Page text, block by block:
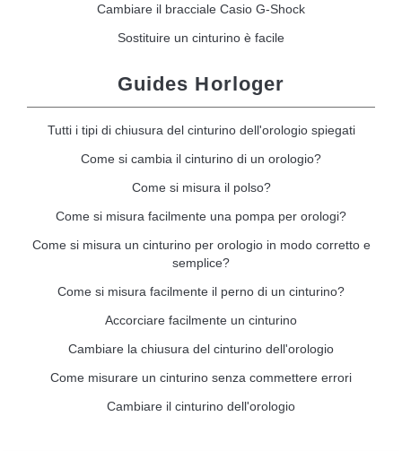
Cambiare il bracciale Casio G-Shock
Sostituire un cinturino è facile
Guides Horloger
Tutti i tipi di chiusura del cinturino dell'orologio spiegati
Come si cambia il cinturino di un orologio?
Come si misura il polso?
Come si misura facilmente una pompa per orologi?
Come si misura un cinturino per orologio in modo corretto e
semplice?
Come si misura facilmente il perno di un cinturino?
Accorciare facilmente un cinturino
Cambiare la chiusura del cinturino dell'orologio
Come misurare un cinturino senza commettere errori
Cambiare il cinturino dell'orologio